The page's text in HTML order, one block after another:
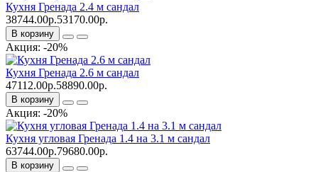
Кухня Гренада 2.4 м сандал
38744.00р.53170.00р.
В корзину
Акция: -20%
Кухня Гренада 2.6 м сандал
47112.00р.58890.00р.
В корзину
Акция: -20%
Кухня угловая Гренада 1.4 на 3.1 м сандал
63744.00р.79680.00р.
В корзину